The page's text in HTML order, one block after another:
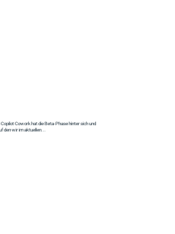
Cowork hat die Beta-Phase hinter sich und
den wir im aktuellen...